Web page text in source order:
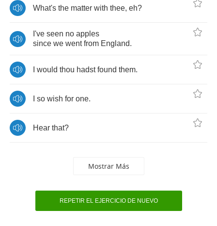
What's the matter with thee, eh?
I've seen no apples
since we went from England.
would thou hadst found them.
so wish for one.
Hear that?
Mostrar Más
REPETIR EL EJERCICIO DE NUEVO